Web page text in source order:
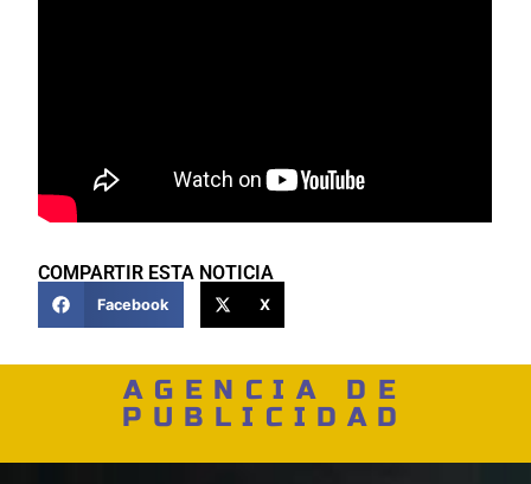
COMPARTIR ESTA NOTICIA
Facebook X
AGENCIA DE
PUBLICIDAD